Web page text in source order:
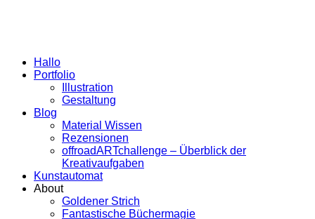
Hallo
Portfolio
Illustration
Gestaltung
Blog
Material Wissen
Rezensionen
offroadARTchallenge – Überblick der
Kreativaufgaben
Kunstautomat
About
Goldener Strich
Fantastische Büchermagie